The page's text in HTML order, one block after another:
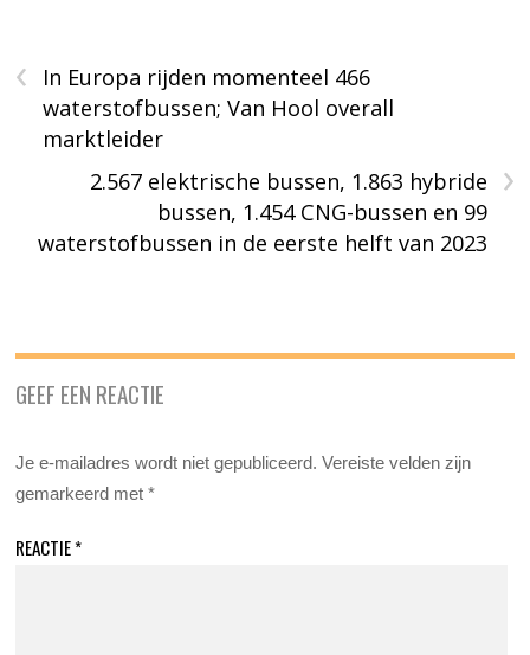
‹
In Europa rijden momenteel 466
waterstofbussen; Van Hool overall
marktleider
›
2.567 elektrische bussen, 1.863 hybride
bussen, 1.454 CNG-bussen en 99
waterstofbussen in de eerste helft van 2023
GEEF EEN REACTIE
Je e-mailadres wordt niet gepubliceerd. Vereiste velden zijn
gemarkeerd met*
REACTIE*